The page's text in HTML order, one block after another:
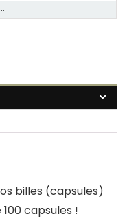
billes (capsules)
capsules !